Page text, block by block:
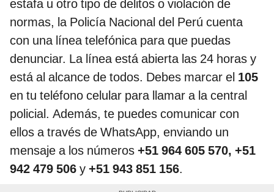
estafa u otro tipo de delitos o violación de
normas, la Policía Nacional del Perú cuenta
con una línea telefónica para que puedas
denunciar. La línea está abierta las 24 horas y
está al alcance de todos. Debes marcar el 105
en tu teléfono celular para llamar a la central
policial. Además, te puedes comunicar con
ellos a través de WhatsApp, enviando un
mensaje a los números +51 964 605 570, +51
942 479 506 y +51 943 851 156.